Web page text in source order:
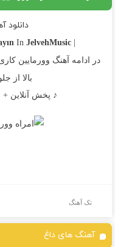
دانلود
InJelvehMusic |
در ادامه آهنگ وورمایین کاری
بالا از
♪ پخش آنلاین +
تک آهنگ
آهنگ های داغ